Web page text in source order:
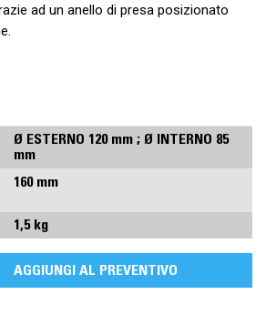
ad un anello di presa posizionato
Ø ESTERNO 120 mm ; Ø INTERNO 85
mm
160 mm
1,5 kg
AGGIUNGI AL PREVENTIVO